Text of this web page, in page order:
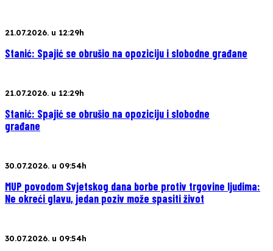
21.07.2026. u 12:29h
Stanić: Spajić se obrušio na opoziciju i slobodne građane
21.07.2026. u 12:29h
Stanić: Spajić se obrušio na opoziciju i slobodne
građane
30.07.2026. u 09:54h
MUP povodom Svjetskog dana borbe protiv trgovine ljudima:
Ne okreći glavu, jedan poziv može spasiti život
30.07.2026. u 09:54h